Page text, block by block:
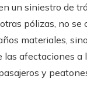
un siniestro de
pólizas, no se
materiales,
afectaciones a
y